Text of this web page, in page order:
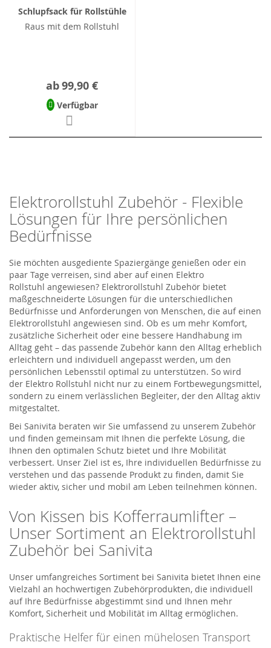
Schlupfsack für Rollstühle
Raus mit dem Rollstuhl
ab99,90 €
Verfügbar
Elektrorollstuhl Zubehör - Flexible
Lösungen für Ihre persönlichen
Bedürfnisse
Sie möchten ausgediente Spaziergänge genießen oder ein
paar Tage verreisen, sind aber auf einen Elektro
Rollstuhl angewiesen? Elektrorollstuhl Zubehör bietet
maßgeschneiderte Lösungen für die unterschiedlichen
Bedürfnisse und Anforderungen von Menschen, die auf einen
Elektrorollstuhl angewiesen sind. Ob es um mehr Komfort,
zusätzliche Sicherheit oder eine bessere Handhabung im
Alltag geht – das passende Zubehör kann den Alltag erheblich
erleichtern und individuell angepasst werden, um den
persönlichen Lebensstil optimal zu unterstützen. So wird
der Elektro Rollstuhl nicht nur zu einem Fortbewegungsmittel,
sondern zu einem verlässlichen Begleiter, der den Alltag aktiv
mitgestaltet.
Bei Sanivita beraten wir Sie umfassend zu unserem Zubehör
und finden gemeinsam mit Ihnen die perfekte Lösung, die
Ihnen den optimalen Schutz bietet und Ihre Mobilität
verbessert. Unser Ziel ist es, Ihre individuellen Bedürfnisse zu
verstehen und das passende Produkt zu finden, damit Sie
wieder aktiv, sicher und mobil am Leben teilnehmen können.
Von Kissen bis Kofferraumlifter –
Unser Sortiment an Elektrorollstuhl
Zubehör bei Sanivita
Unser umfangreiches Sortiment bei Sanivita bietet Ihnen eine
Vielzahl an hochwertigen Zubehörprodukten, die individuell
auf Ihre Bedürfnisse abgestimmt sind und Ihnen mehr
Komfort, Sicherheit und Mobilität im Alltag ermöglichen.
Praktische Helfer für einen mühelosen Transport